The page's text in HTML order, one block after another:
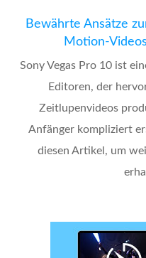
Bewährte Ansätze
Motion-
Sony Vegas Pro 10 ist
Editoren, der
Zeitlupenvideos
Anfänger kompliziert
diesen Artikel, um